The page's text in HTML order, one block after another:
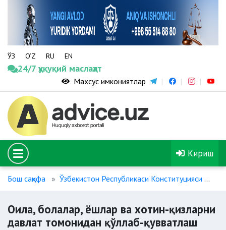
ЎЗ O‘Z RU EN
24/7 ҳуқуқий маслаҳат
Махсус имкониятлар
Кириш
Бош саҳифа Ўзбекистон Республикаси Конституцияси
Оила, болалар, ёшлар ва хотин-қизларни
давлат томонидан қўллаб-қувватлаш